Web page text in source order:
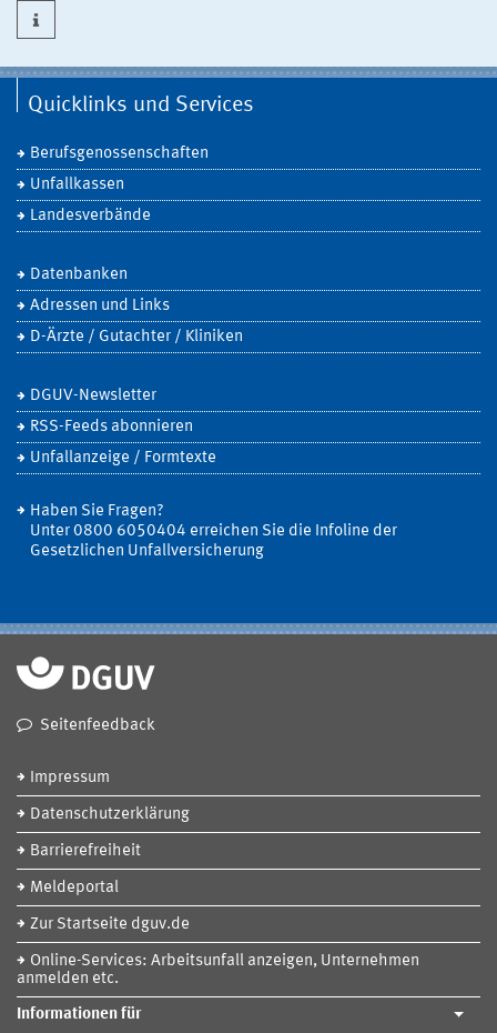
Quicklinks und Services
Berufsgenossenschaften
Unfallkassen
Landesverbände
Datenbanken
Adressen und Links
D-Ärzte / Gutachter / Kliniken
DGUV-Newsletter
RSS-Feeds abonnieren
Unfallanzeige / Formtexte
Haben Sie Fragen?
Unter 0800 6050404 erreichen Sie die Infoline der
Gesetzlichen Unfallversicherung
Seitenfeedback
Impressum
Datenschutzerklärung
Barrierefreiheit
Meldeportal
Zur Startseite dguv.de
Online-Services: Arbeitsunfall anzeigen, Unternehmen
anmelden etc.
Informationen für